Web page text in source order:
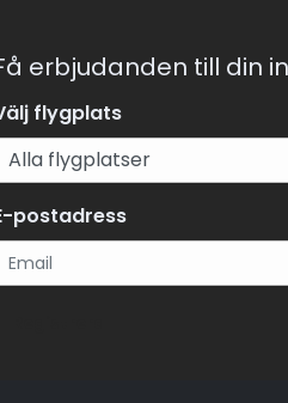
erbjudanden till din
flygplats
postadress